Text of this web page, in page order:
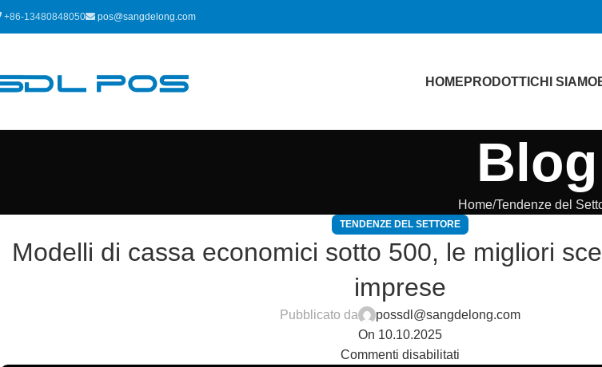
+86-13480848050 pos@sangdelong.com
HOME PRODOTTI CHI SIAMO
Blog
Home Tendenze del
TENDENZE DEL SETTORE
Modelli di cassa economici sotto 500, le migliori
imprese
Pubblicato da
possdl@sangdelong.com
On 10.10.2025
Commenti disabilitati